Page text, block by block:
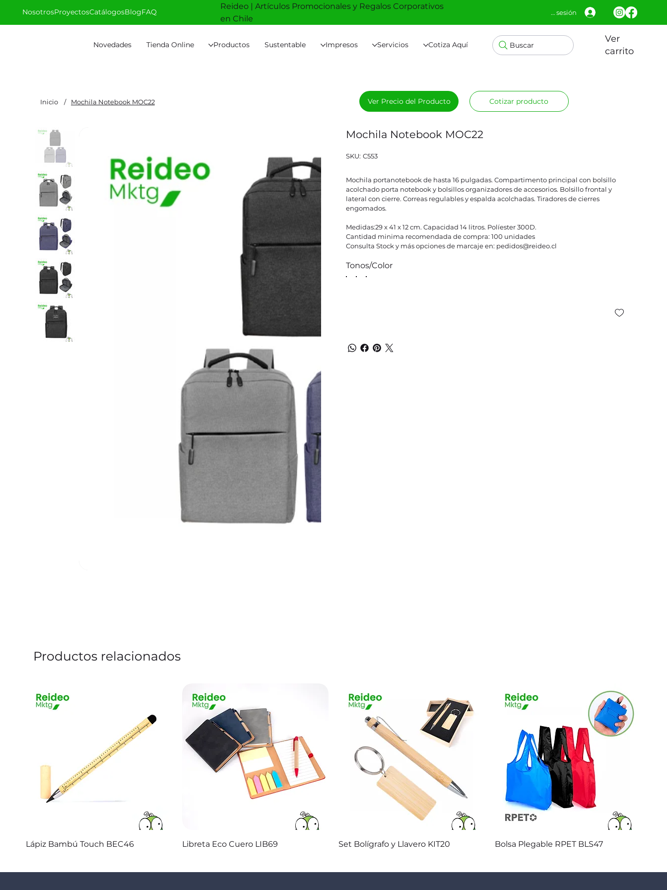
Novedades Tienda Online Productos Sustentable Impresos Servicios Cotiza Aquí Buscar
Ver
carrito
NosotrosProyectosCatálogosBlogFAQ
Reideo | Artículos Promocionales y Regalos Corporativos
en Chile
Iniciar sesión
Inicio / Mochila Notebook MOC22
Mochila Notebook MOC22
SKU: SKU
C553
C553
Mochila portanotebook de hasta 16 pulgadas. Compartimento principal con bolsillo
acolchado porta notebook y bolsillos organizadores de accesorios. Bolsillo frontal y
lateral con cierre. Correas regulables y espalda acolchadas. Tiradores de cierres
engomados.
Medidas:29 x 41 x 12 cm. Capacidad 14 litros. Políester 300D.
Cantidad minima recomendada de compra: 100 unidades
Consulta Stock y más opciones de marcaje en: pedidos@reideo.cl
Tonos/Color
Ver Precio del Producto Cotizar producto
Productos relacionados
Vista rápida
Lápiz Bambú Touch BEC46 Vista rápida
Libreta Eco Cuero LIB69 Vista rápida
Set Bolígrafo y Llavero KIT20 Vista rápida
Bolsa Plegable RPET BLS47